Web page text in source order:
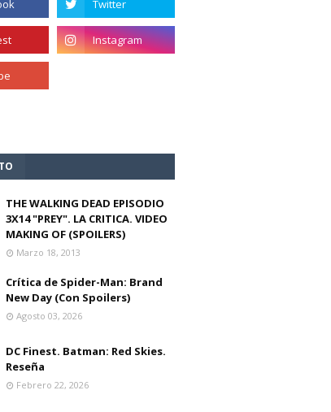
THE WALKING DEAD EPISODIO
3X14 "PREY". LA CRITICA. VIDEO
MAKING OF (SPOILERS)
Marzo 18, 2013
Crítica de Spider-Man: Brand
New Day (Con Spoilers)
Agosto 03, 2026
DC Finest. Batman: Red Skies.
Reseña
Febrero 22, 2026